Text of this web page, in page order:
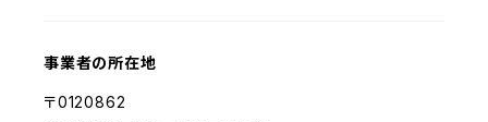
事業者の所在地
〒0120862